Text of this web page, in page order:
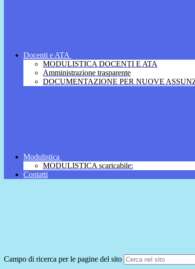
Docenti e ATA
MODULISTICA DOCENTI E ATA
Amministrazione trasparente
DOCUMENTAZIONE PER NUOVE
Modulistica
MODULISTICA scaricabile:
Contatti
Campo di ricerca per le pagine del sito